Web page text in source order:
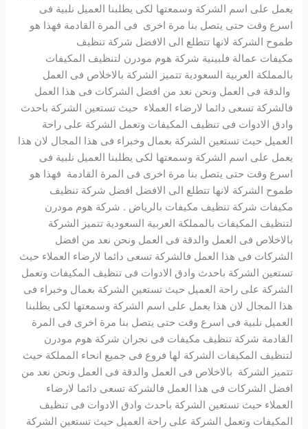
يعمل على اسم الشركة وسمعتها لكى يطلبنا العميل نلبية فى
اسرع وقت حتى يتصل بنا مرة اخرى فى المرة القادمة فهذا هو
طموح الشركة لانها تتطلع الى الافضل شركة تنظيف
مكيفات عمالة فلبينية شركة هوم مودرن لتنظيف المكيفات
بالمملكة العربية السعودية تتميز الشركة بالاخلاص فى العمل
والدقة فى العمل ونحن نعد من افضل الشركات فى هذا العمل
فالشركة تسعى دائما لارضاء العملاء حيث تستعين الشركة باحدث
وادق الادوات فى تنظيف المكيفات وتعمل الشركة على راحة
العميل حيث تستعين الشركة بعمال وخبراء فى هذا المجال لان هذا
يعمل على اسم الشركة وسمعتها لكى يطلبنا العميل نلبية فى
اسرع وقت حتى يتصل بنا مرة اخرى فى المرة القادمة فهذا هو
طموح الشركة لانها تتطلع الى الافضل افضل شركة تنظيف
مكيفات شركة تنظيف مكيفات بالرياض . شركة هوم مودرن
لتنظيف المكيفات بالمملكة العربية السعودية تتميز الشركة
بالاخلاص فى العمل والدقة فى العمل ونحن نعد من افضل
الشركات فى هذا العمل فالشركة تسعى دائما لارضاء العملاء حيث
تستعين الشركة باحدث وادق الادوات فى تنظيف المكيفات وتعمل
الشركة على راحة العميل حيث تستعين الشركة بعمال وخبراء فى
هذا المجال لان هذا يعمل على اسم الشركة وسمعتها لكى يطلبنا
العميل نلبية فى اسرع وقت حتى يتصل بنا مرة اخرى فى المرة
القادمة شركة تنظيف مكيفات فى نجران شركة هوم مودرن
لتنظيف المكيفات الشركة لها فروع فى جميع انحاء المملكة حيث
تتميز الشركة بالاخلاص فى العمل والدقة فى العمل ونحن نعد من
افضل الشركات فى هذا العمل فالشركة تسعى دائما لارضاء
العملاء حيث تستعين الشركة باحدث وادق الادوات فى تنظيف
المكيفات وتعمل الشركة على راحة العميل حيث تستعين الشركة